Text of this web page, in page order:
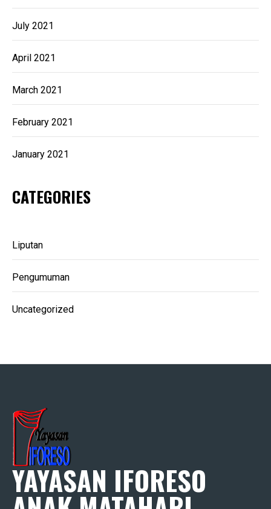
July 2021
April 2021
March 2021
February 2021
January 2021
CATEGORIES
Liputan
Pengumuman
Uncategorized
YAYASAN IFORESO